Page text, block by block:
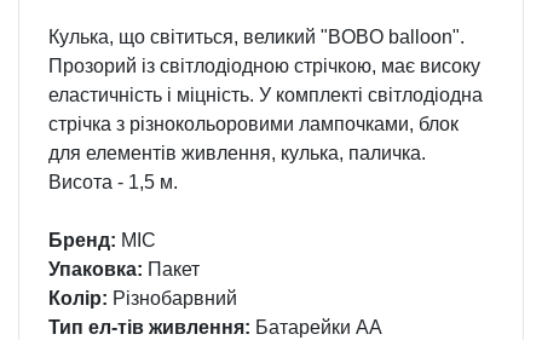
Кулька, що світиться, великий "BOBO balloon".
Прозорий із світлодіодною стрічкою, має високу
еластичність і міцність. У комплекті світлодіодна
стрічка з різнокольоровими лампочками, блок
для елементів живлення, кулька, паличка.
Висота - 1,5 м.
Бренд: MIC
Упаковка: Пакет
Колір: Різнобарвний
Тип ел-тів живлення: Батарейки АА